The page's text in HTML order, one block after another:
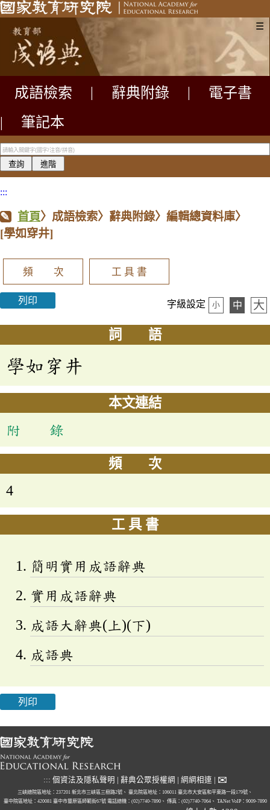
☰
成語檢索 辭典附錄
電子書
|
筆記本
:::
首頁〉成語檢索〉辭典附錄〉編輯總資料庫〉
[學如穿井]
頻 次 工 具 書
列印 字級設定 小 中 大
詞 語
學如穿井
本文連結
附 錄
頻 次
4
工 具 書
簡明實用成語辭典
實用成語辭典
成語大辭典(上)(下)
成語典
列印
::: 個資法及隱私聲明 辭典公眾授權網 網網相連 ✉
三峽總院區地址：237201 新北市三峽區三樹路2號、 臺北院區地址：106011 臺北市大安區和平東路一段179號、
臺中院區地址：420081 臺中市豐原區師範街67號 電話總機：(02)7740-7890、 傳真：(02)7740-7064、 TANet VoIP：9009-7890